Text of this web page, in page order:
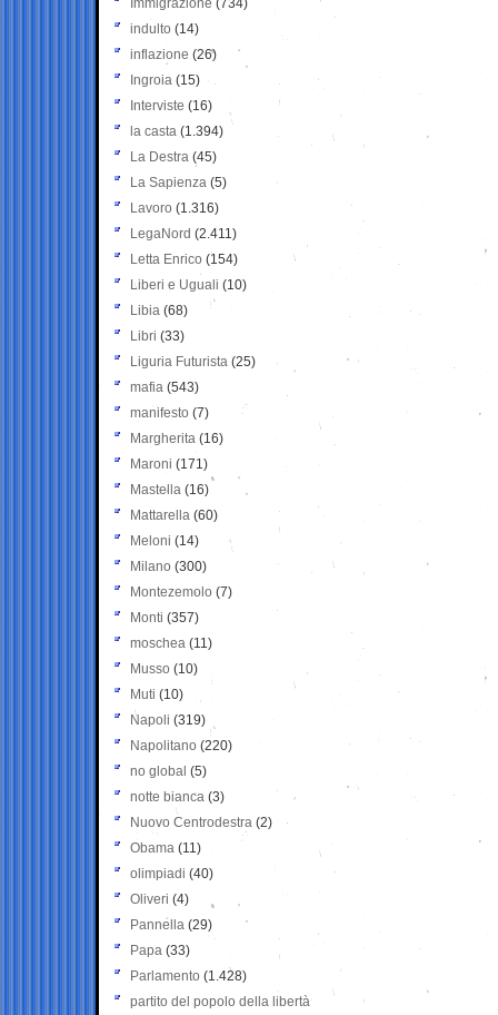
Immigrazione (734)
indulto (14)
inflazione (26)
Ingroia (15)
Interviste (16)
la casta (1.394)
La Destra (45)
La Sapienza (5)
Lavoro (1.316)
LegaNord (2.411)
Letta Enrico (154)
Liberi e Uguali (10)
Libia (68)
Libri (33)
Liguria Futurista (25)
mafia (543)
manifesto (7)
Margherita (16)
Maroni (171)
Mastella (16)
Mattarella (60)
Meloni (14)
Milano (300)
Montezemolo (7)
Monti (357)
moschea (11)
Musso (10)
Muti (10)
Napoli (319)
Napolitano (220)
no global (5)
notte bianca (3)
Nuovo Centrodestra (2)
Obama (11)
olimpiadi (40)
Oliveri (4)
Pannella (29)
Papa (33)
Parlamento (1.428)
partito del popolo della libertà